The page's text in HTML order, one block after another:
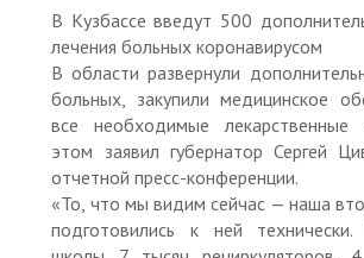
В Кузбассе введут 500
лечения больных коронавирусом
В области развернули
больных, закупили медицинское
все необходимые лекарственные
этом заявил губернатор Сергей
отчетной пресс-конференции.
«То, что мы видим сейчас — наша
подготовились к ней